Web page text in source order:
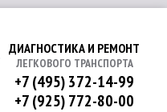
ДИАГНОСТИКА И РЕМОНТ
ЛЕГКОВОГО ТРАНСПОРТА
+7 (495) 372-14-99
+7 (925) 772-80-00